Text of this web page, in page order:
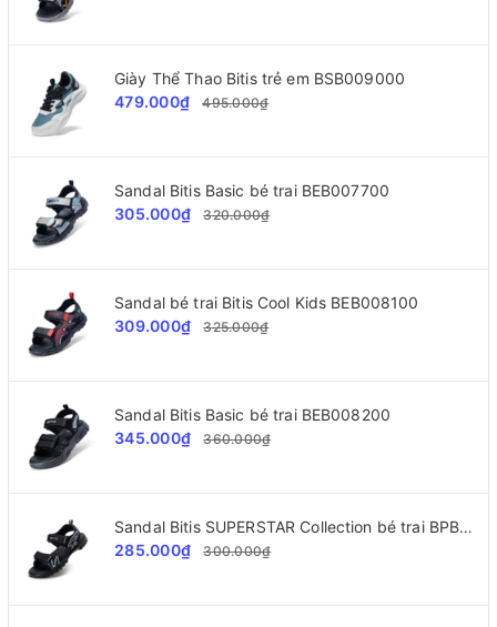
Giày Thể Thao Bitis trẻ em BSB009000
479.000₫
495.000₫
Sandal Bitis Basic bé trai BEB007700
305.000₫
320.000₫
Sandal bé trai Bitis Cool Kids BEB008100
309.000₫
325.000₫
Sandal Bitis Basic bé trai BEB008200
345.000₫
360.000₫
Sandal Bitis SUPERSTAR Collection bé trai BPB002300
285.000₫
300.000₫